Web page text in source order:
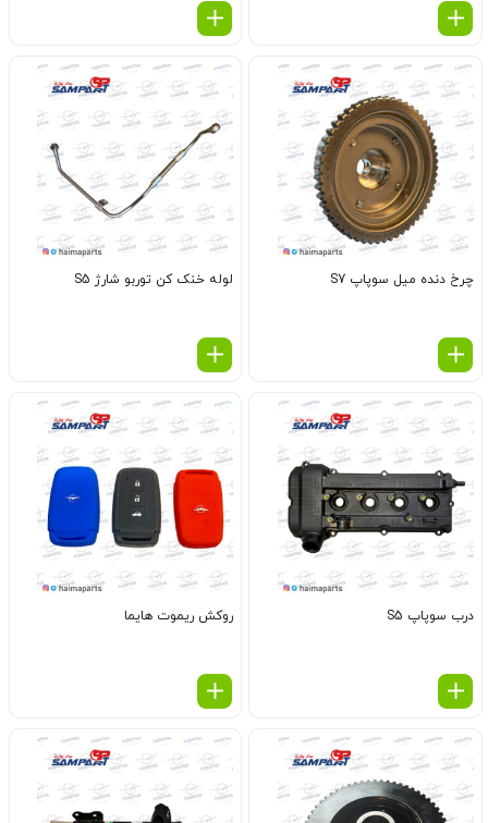
چرخ دنده میل سوپاپ S7 لوله خنک کن توربو شارژ S5
درب سوپاپ S5 روکش ریموت هایما